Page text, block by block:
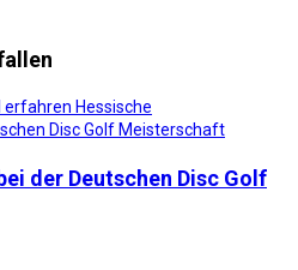
der Deutschen Disc Golf